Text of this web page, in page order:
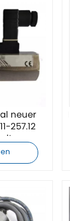
neuer
257.12